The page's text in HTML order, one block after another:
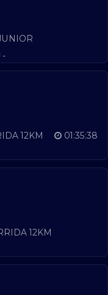
-
12KM
01:35:38
12KM